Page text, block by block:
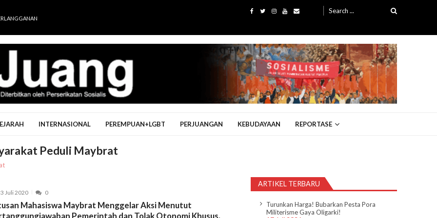
for:
INTERNASIONAL PEREMPUAN+LGBT PERJUANGAN KEBUDAYAAN REPORTASE
Peduli Maybrat
Juli 2020 0
Mahasiswa Maybrat Menggelar Aksi Menutut
Pemerintah dan Tolak Otonomi Khusus.
ARTIKEL TERBARU
Turunkan Harga! Bubarkan Pesta Pora
Militerisme Gaya Oligarki!